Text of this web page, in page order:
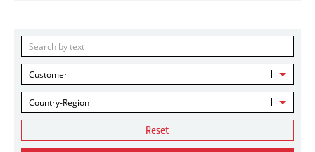
Customer
Country-Region
Reset